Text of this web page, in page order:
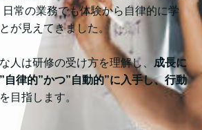
日常の業務でも体験から自律的に学
が見えてきました。
人は研修の受け方を理解し、 成長に
自律的”かつ”自動的”に入手し、行動
目指します。